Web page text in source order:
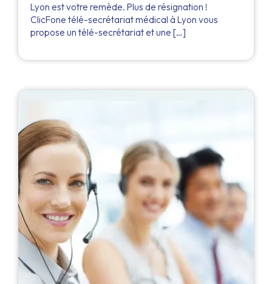
Lyon est votre remède. Plus de résignation !
ClicFone télé-secrétariat médical à Lyon vous
propose un télé-secrétariat et une […]